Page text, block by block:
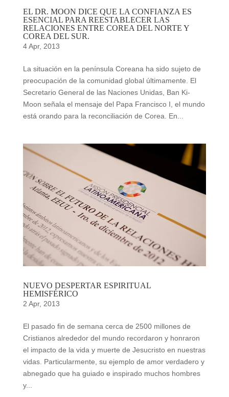
EL DR. MOON DICE QUE LA CONFIANZA ES
ESENCIAL PARA REESTABLECER LAS
RELACIONES ENTRE COREA DEL NORTE Y
COREA DEL SUR.
4 Apr, 2013
La situación en la península Coreana ha sido sujeto de
preocupación de la comunidad global últimamente. El
Secretario General de las Naciones Unidas, Ban Ki-
Moon señala el mensaje del Papa Francisco I, el mundo
está orando para la reconciliación de Corea. En...
NUEVO DESPERTAR ESPIRITUAL
HEMISFÉRICO
2 Apr, 2013
El pasado fin de semana cerca de 2500 millones de
Cristianos alrededor del mundo recordaron y honraron
el impacto de la vida y muerte de Jesucristo en nuestras
vidas. Particularmente, su ejemplo de amor verdadero y
abnegado que ha guiado e inspirado muchos hombres
y...